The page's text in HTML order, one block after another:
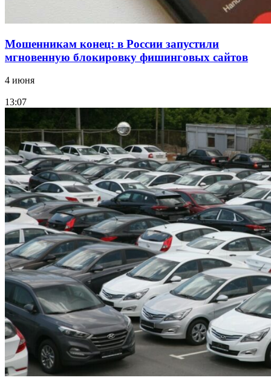
Мошенникам конец: в России запустили
мгновенную блокировку фишинговых сайтов
4 июня
13:07